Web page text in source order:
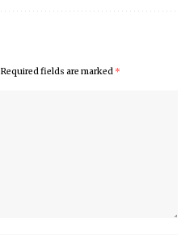
Required fields are marked *